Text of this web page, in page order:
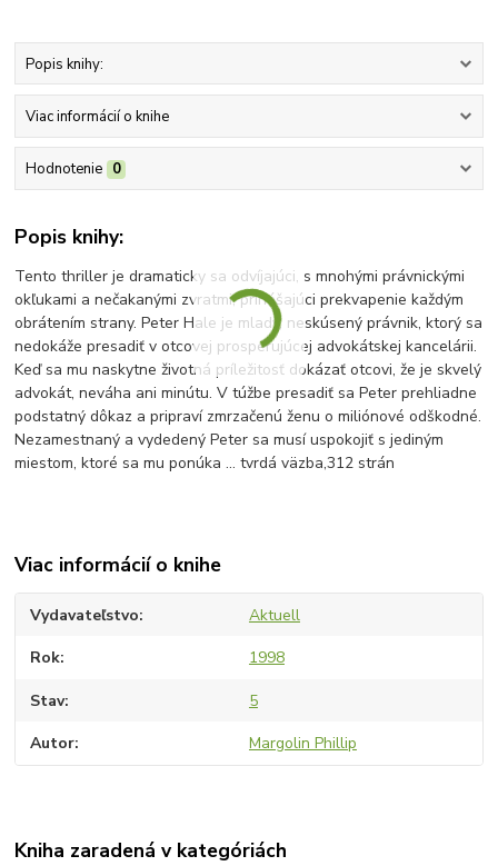
Popis knihy:
Viac informácií o knihe
Hodnotenie 0
Popis knihy:
Tento thriller je dramaticky sa odvíjajúci, s mnohými právnickými
okľukami a nečakanými zvratmi, prinášajúci prekvapenie každým
obrátením strany. Peter Hale je mladý, neskúsený právnik, ktorý sa
nedokáže presadiť v otcovej prosperujúcej advokátskej kancelárii.
Keď sa mu naskytne životná príležitosť dokázať otcovi, že je skvelý
advokát, neváha ani minútu. V túžbe presadiť sa Peter prehliadne
podstatný dôkaz a pripraví zmrzačenú ženu o miliónové odškodné.
Nezamestnaný a vydedený Peter sa musí uspokojiť s jediným
miestom, ktoré sa mu ponúka ... tvrdá väzba,312 strán
Viac informácií o knihe
Vydavateľstvo Aktuell
Rok 1998
Stav 5
Autor Margolin Phillip
Kniha zaradená v kategóriách